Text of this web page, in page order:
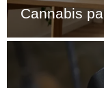
Cannabis